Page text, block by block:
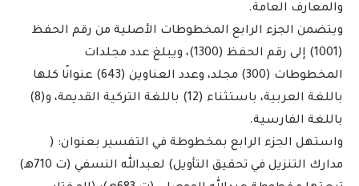
والمعارف العامة.
ويتضمن الجزء الرابع المخطوطات الأصلية من رقم الحفظ
(1001) إلى رقم الحفظ (1300)، ويبلغ عدد مجلدات
المخطوطات (300) مجلد، وعدد العناوين (643) عنوانًا كلها
باللغة العربية، باستثناء (12) باللغة التركية القديمة، و(8)
باللغة الفارسية.
واستهل الجزء الرابع بمخطوطة في التفسير بعنوان: (
مدارك التنزيل في تحقيق التأويل) لعبدالله النسفي (ت 710هـ)